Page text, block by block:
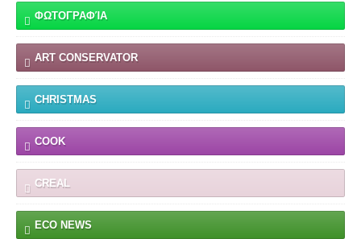
ΦΩΤΟΓΡΑΦΊΑ
ART CONSERVATOR
CHRISTMAS
COOK
CREAL
ECO NEWS